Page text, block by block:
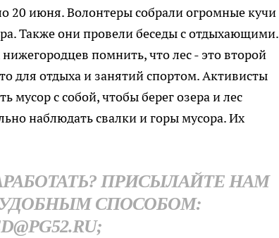
20 июня. Волонтеры собрали огромные кучи
Также они провели беседы с отдыхающими.
помнить, что лес - это второй
для отдыха и занятий спортом. Активисты
мусор с собой, чтобы берег озера и лес
наблюдать свалки и горы мусора. Их
ПРИСЫЛАЙТЕ НАМ
СПОСОБОМ: